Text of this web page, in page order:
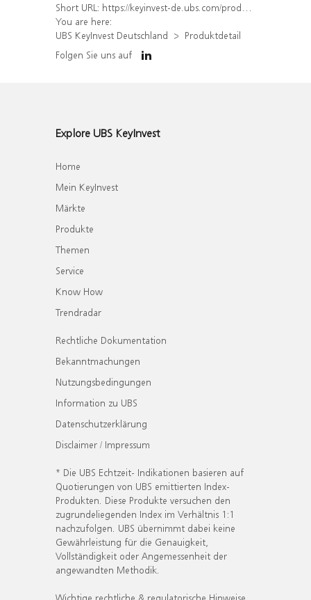
Short URL: https://keyinvest-de.ubs.com/produkt/detail/index/isin/DE000WA7ACH7
You are here:
UBS KeyInvest Deutschland
Produktdetail
Folgen Sie uns auf
Explore UBS KeyInvest
Home
Mein KeyInvest
Märkte
Produkte
Themen
Service
Know How
Trendradar
Rechtliche Dokumentation
Bekanntmachungen
Nutzungsbedingungen
Information zu UBS
Datenschutzerklärung
Disclaimer / Impressum
* Die UBS Echtzeit- Indikationen basieren auf
Quotierungen von UBS emittierten Index-
Produkten. Diese Produkte versuchen den
zugrundeliegenden Index im Verhältnis 1:1
nachzufolgen. UBS übernimmt dabei keine
Gewährleistung für die Genauigkeit,
Vollständigkeit oder Angemessenheit der
angewandten Methodik.